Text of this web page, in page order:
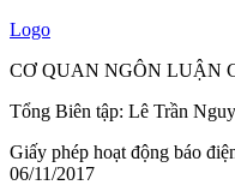
Logo
CƠ QUAN NGÔN LUẬN
Tổng Biên tập: Lê Trần
Giấy phép hoạt động báo
06/11/2017